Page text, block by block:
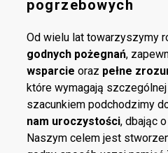
pogrzebowych
Od wielu lat towarzyszymy
godnych pożegnań,
wsparcie oraz pełne
które wymagają
szacunkiem podchodzimy
nam uroczystości, dbając
Naszym celem jest